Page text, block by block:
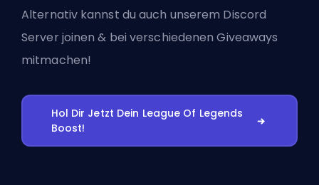
Alternativ kannst du auch unserem Discord
Server joinen & bei verschiedenen Giveaways
mitmachen!
Hol Dir Jetzt Dein League Of Legends
Boost!